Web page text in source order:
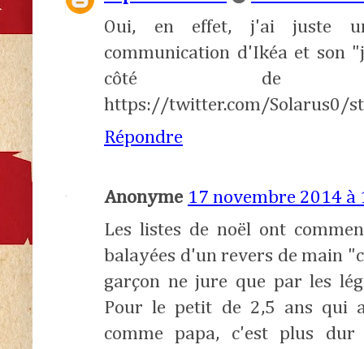
Oui, en effet, j'ai juste
communication d'Ikéa et son
côté de
https://twitter.com/Solarus0/
Répondre
Anonyme 17 novembre 2014 à
Les listes de noël ont
balayées d'un revers de main
garçon ne jure que par les
Pour le petit de 2,5 ans qui
comme papa, c'est plus